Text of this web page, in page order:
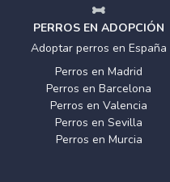
PERROS EN ADOPCIÓN
Adoptar perros en España
Perros en Madrid
Perros en Barcelona
Perros en Valencia
Perros en Sevilla
Perros en Murcia